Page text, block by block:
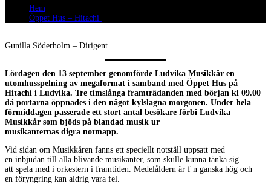
Hem
Öppet Hus – Hitachi
Gunilla Söderholm – Dirigent
Lördagen den 13 september genomförde Ludvika Musikkår en
utomhusspelning av megaformat i samband med Öppet Hus på
Hitachi i Ludvika. Tre timslånga framträdanden med början kl 09.00
då portarna öppnades i den något kylslagna morgonen. Under hela
förmiddagen passerade ett stort antal besökare förbi Ludvika
Musikkår som bjöds på blandad musik ur
musikanternas digra notmapp.
Vid sidan om Musikkåren fanns ett speciellt notställ uppsatt med
en inbjudan till alla blivande musikanter, som skulle kunna tänka sig
att spela med i orkestern i framtiden. Medelåldern är f n ganska hög och
en föryngring kan aldrig vara fel.